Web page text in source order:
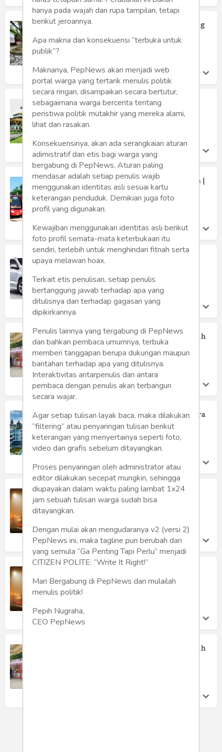
Huta Siallagan | Desa Adat Batak yang
Legendaris dengan Kisah Batu Kursi
dan Peradaban
Istana Maimun Medan | Mahakarya
Arsitektur dan Saksi Bisu Kejayaan
Kesultanan Deli
Selasa 4 Nov, 2025
Layanan Sewa Bus Pariwisata Medan |
Solusi Transportasi Andal untuk
Perjalanan Anda
Amri Munthe
Ingin Liburan ke Babel? Begini Tips
Ferro Maulana
Selasa 21 Oct, 2025
2025 K-Food Jakarta: Tiga Bulan Penuh
Rasa, Budaya, dan Kolaborasi Korea–
Indonesia
Ferro Maulana
Kamis 16 Oct, 2025
Keunikan Danau Toba, Pesona Kaldera
Raksasa yang Memikat Dunia
Amri Munthe
Jumat 26 Sep, 2025
Transportasi Wisata Pantai
Pangandaran
Effa Laras
Sewa Bus Pariwisata, Cara Baru
Menikmati Perjalanan Bersama
Rombongan
Senin 18 Aug, 2025
2025 K-Food Jakarta: Tiga Bulan Penuh
hanya pada wajah dan rupa tampilan, tetapi
berikut jeroannya.
Apa makna dan konsekuensi “terbuka untuk
publik”?
Maknanya, PepNews akan menjadi web
portal warga yang tertarik menulis politik
secara ringan, disampaikan secara bertutur,
sebagaimana warga bercerita tentang
peristiwa politik mutakhir yang mereka alami,
lihat dan rasakan.
Konsekuensinya, akan ada serangkaian aturan
adimistratif dan etis bagi warga yang
bergabung di PepNews. Aturan paling
mendasar adalah setiap penulis wajib
menggunakan identitas asli sesuai kartu
keterangan penduduk. Demikian juga foto
profil yang digunakan.
Kewajiban menggunakan identitas asli berikut
foto profil semata-mata keterbukaan itu
sendiri, terlebih untuk menghindari fitnah serta
upaya melawan hoax.
Terkait etis penulisan, setiap penulis
bertanggung jawab terhadap apa yang
ditulisnya dan terhadap gagasan yang
dipikirkannya.
Penulis lainnya yang tergabung di PepNews
dan bahkan pembaca umumnya, terbuka
memberi tanggapan berupa dukungan maupun
bantahan terhadap apa yang ditulisnya.
Interaktivitas antarpenulis dan antara
pembaca dengan penulis akan terbangun
secara wajar.
Agar setiap tulisan layak baca, maka dilakukan
“filtering” atau penyaringan tulisan berikut
keterangan yang menyertainya seperti foto,
video dan grafis sebelum ditayangkan.
Proses penyaringan oleh administrator atau
editor dilakukan secepat mungkin, sehingga
diupayakan dalam waktu paling lambat 1x24
jam sebuah tulisan warga sudah bisa
ditayangkan.
Dengan mulai akan mengudaranya v2 (versi 2)
PepNews ini, maka tagline pun berubah dari
yang semula “Ga Penting Tapi Perlu” menjadi
CITIZEN POLITE: “Write It Right!”
Mari Bergabung di PepNews dan mulailah
menulis politik!
Pepih Nugraha,
CEO PepNews